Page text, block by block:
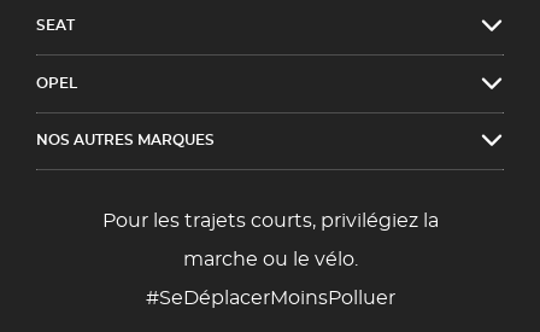
SEAT
OPEL
NOS AUTRES MARQUES
Pour les trajets courts, privilégiez la
marche ou le vélo.
#SeDéplacerMoinsPolluer